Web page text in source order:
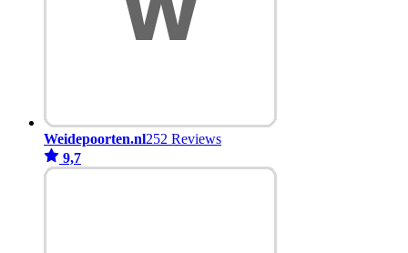
Weidepoorten.nl252 Reviews
9,7